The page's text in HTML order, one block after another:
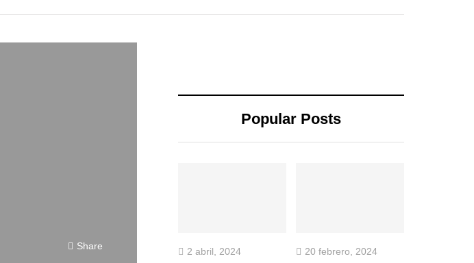
Share
Popular Posts
2 abril, 2024 20 febrero, 2024